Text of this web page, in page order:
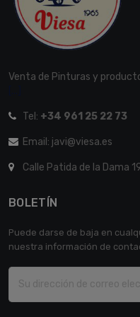
Venta de Pinturas y
Tel: +34 961 25 22 73
Email: javi@viesa.es
Calle Patida de la Dama
BOLETÍN
Puede darse de baja en
nuestra información de